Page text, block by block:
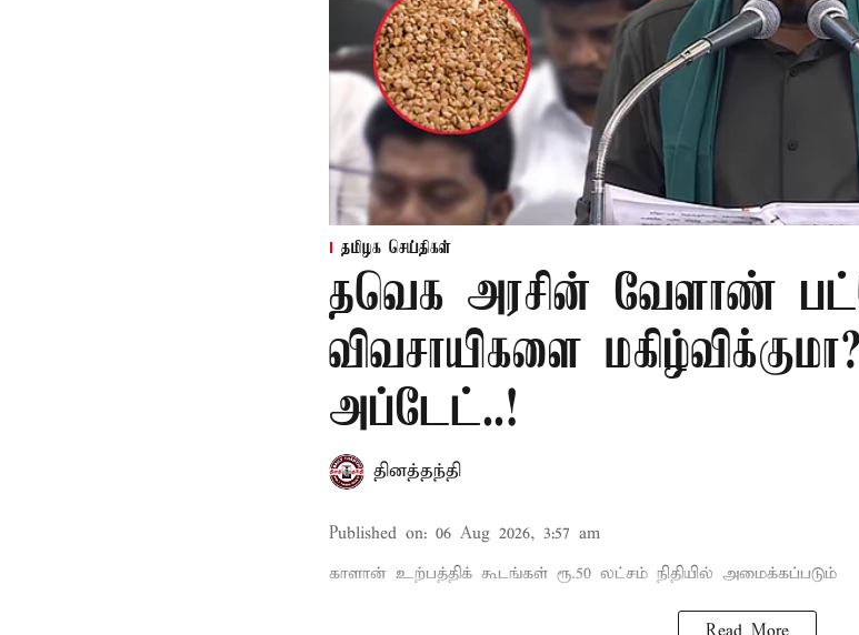
தமிழக செய்திகள்
தவெக அரசின் வேளாண்
விவசாயிகளை
அப்டேட்..!
தினத்தந்தி
Published on: 06 Aug 2026, 3:57 am
காளான் உற்பத்திக் கூடங்கள் ரூ.50 லட்சம் நிதியில் அமைக்கப்படும்